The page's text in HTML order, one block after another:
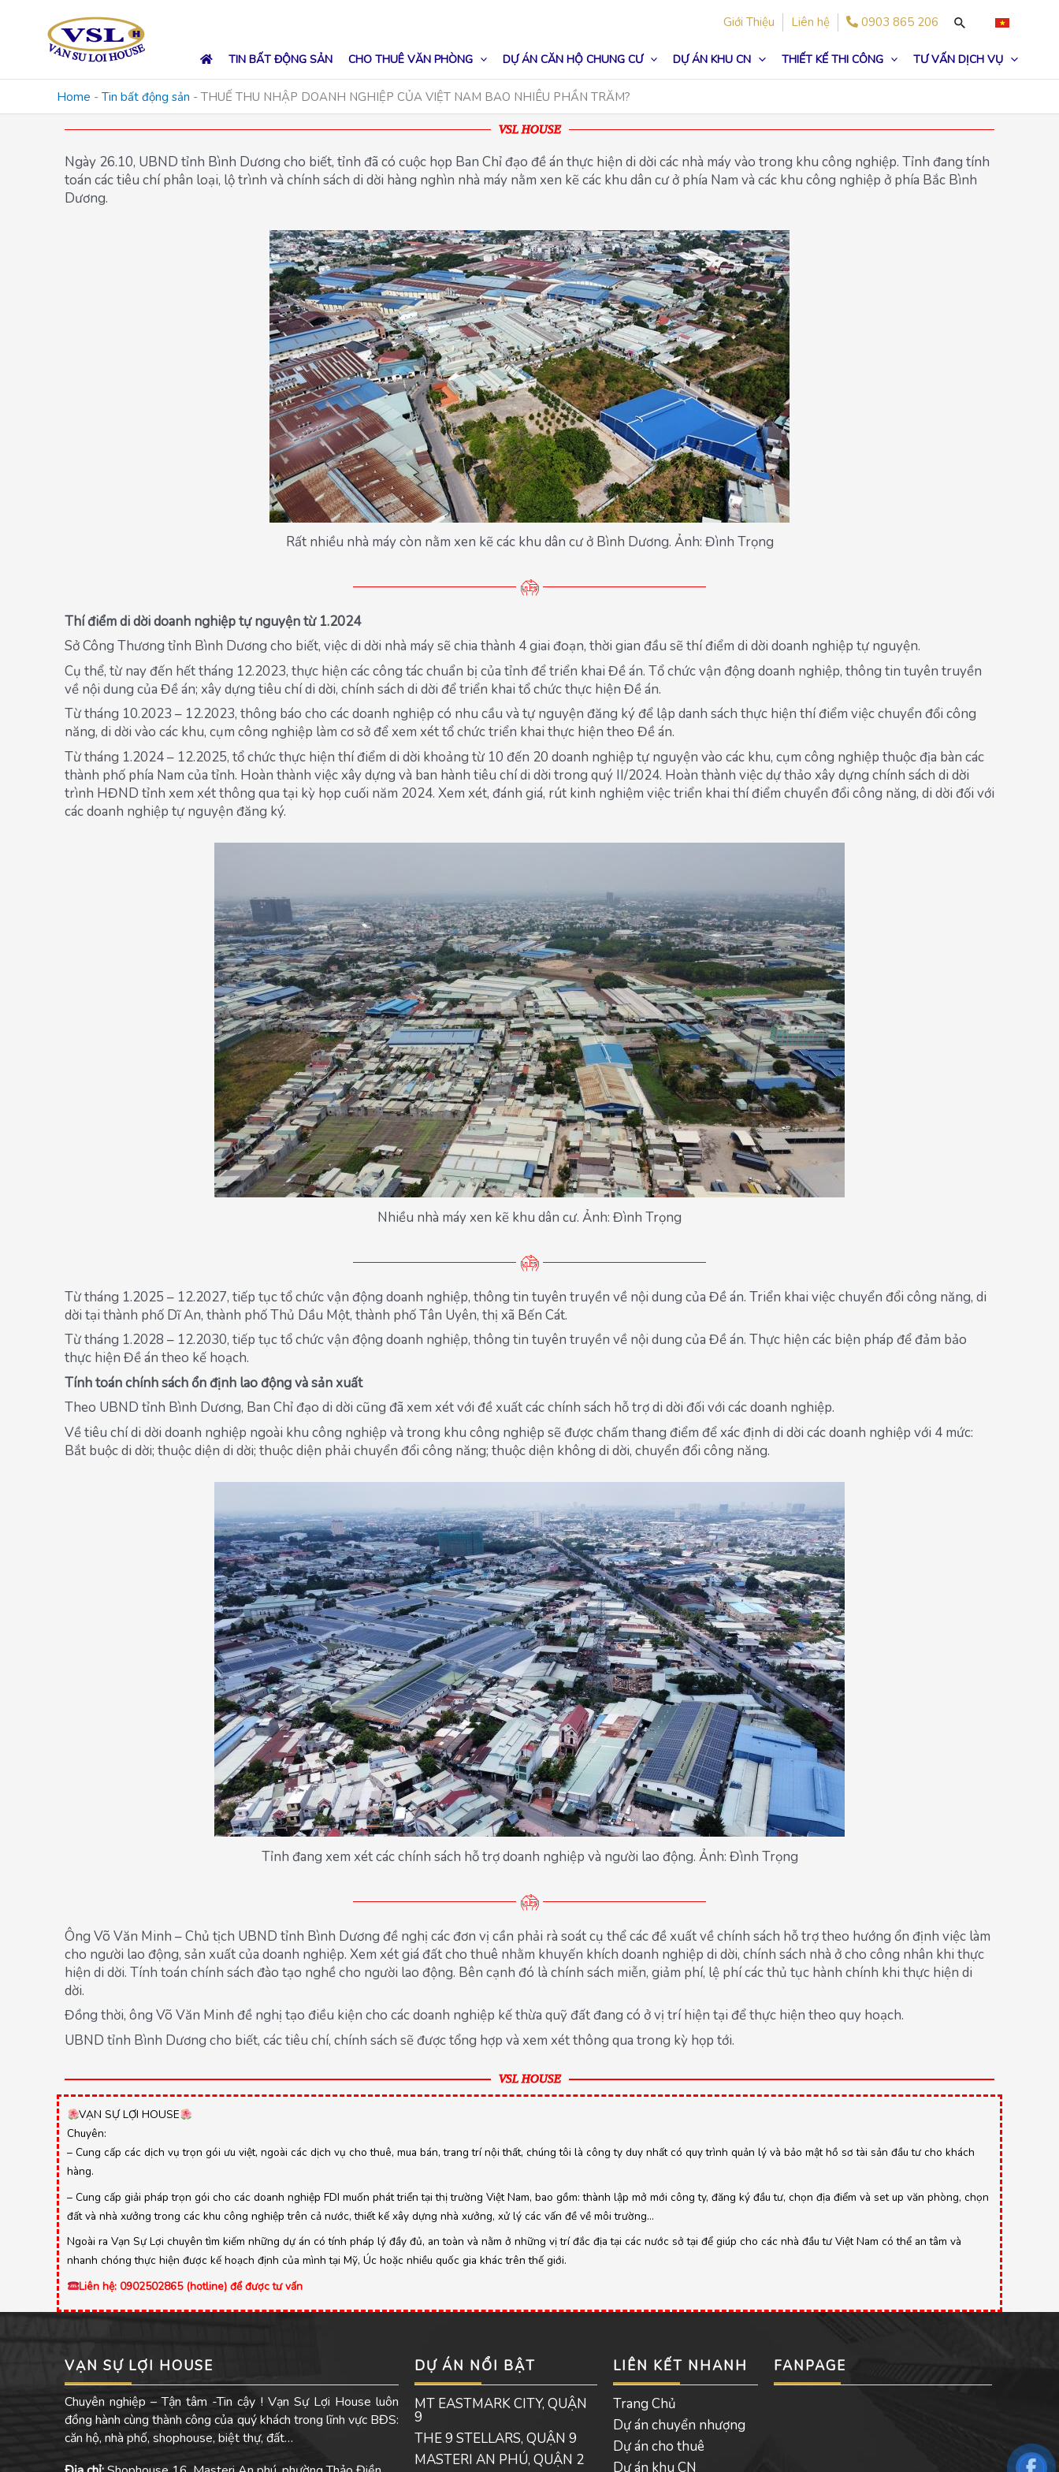
Giới Thiệu Liên hệ 0903 865 206
TIN BẤT ĐỘNG SẢN CHO THUÊ VĂN PHÒNG DỰ ÁN CĂN HỘ CHUNG CƯ DỰ ÁN KHU CN THIẾT KẾ THI CÔNG TƯ VẤN DỊCH VỤ
Home - Tin bất động sản - THUẾ THU NHẬP DOANH NGHIỆP CỦA VIỆT NAM BAO NHIÊU PHẦN TRĂM?
VSL HOUSE
Ngày 26.10, UBND tỉnh Bình Dương cho biết, tỉnh đã có cuộc họp Ban Chỉ đạo đề án thực hiện di dời các nhà máy vào trong khu công nghiệp. Tỉnh đang tính
toán các tiêu chí phân loại, lộ trình và chính sách di dời hàng nghìn nhà máy nằm xen kẽ các khu dân cư ở phía Nam và các khu công nghiệp ở phía Bắc Bình
Dương.
Rất nhiều nhà máy còn nằm xen kẽ các khu dân cư ở Bình Dương. Ảnh: Đình Trọng
Thí điểm di dời doanh nghiệp tự nguyện từ 1.2024
Sở Công Thương tỉnh Bình Dương cho biết, việc di dời nhà máy sẽ chia thành 4 giai đoạn, thời gian đầu sẽ thí điểm di dời doanh nghiệp tự nguyện.
Cụ thể, từ nay đến hết tháng 12.2023, thực hiện các công tác chuẩn bị của tỉnh để triển khai Đề án. Tổ chức vận động doanh nghiệp, thông tin tuyên truyền
về nội dung của Đề án; xây dựng tiêu chí di dời, chính sách di dời để triển khai tổ chức thực hiện Đề án.
Từ tháng 10.2023 – 12.2023, thông báo cho các doanh nghiệp có nhu cầu và tự nguyện đăng ký để lập danh sách thực hiện thí điểm việc chuyển đổi công
năng, di dời vào các khu, cụm công nghiệp làm cơ sở để xem xét tổ chức triển khai thực hiện theo Đề án.
Từ tháng 1.2024 – 12.2025, tổ chức thực hiện thí điểm di dời khoảng từ 10 đến 20 doanh nghiệp tự nguyện vào các khu, cụm công nghiệp thuộc địa bàn các
thành phố phía Nam của tỉnh. Hoàn thành việc xây dựng và ban hành tiêu chí di dời trong quý II/2024. Hoàn thành việc dự thảo xây dựng chính sách di dời
trình HĐND tỉnh xem xét thông qua tại kỳ họp cuối năm 2024. Xem xét, đánh giá, rút kinh nghiệm việc triển khai thí điểm chuyển đổi công năng, di dời đối với
các doanh nghiệp tự nguyện đăng ký.
Nhiều nhà máy xen kẽ khu dân cư. Ảnh: Đình Trọng
Từ tháng 1.2025 – 12.2027, tiếp tục tổ chức vận động doanh nghiệp, thông tin tuyên truyền về nội dung của Đề án. Triển khai việc chuyển đổi công năng, di
dời tại thành phố Dĩ An, thành phố Thủ Dầu Một, thành phố Tân Uyên, thị xã Bến Cát.
Từ tháng 1.2028 – 12.2030, tiếp tục tổ chức vận động doanh nghiệp, thông tin tuyên truyền về nội dung của Đề án. Thực hiện các biện pháp để đảm bảo
thực hiện Đề án theo kế hoạch.
Tính toán chính sách ổn định lao động và sản xuất
Theo UBND tỉnh Bình Dương, Ban Chỉ đạo di dời cũng đã xem xét với đề xuất các chính sách hỗ trợ di dời đối với các doanh nghiệp.
Về tiêu chí di dời doanh nghiệp ngoài khu công nghiệp và trong khu công nghiệp sẽ được chấm thang điểm để xác định di dời các doanh nghiệp với 4 mức:
Bắt buộc di dời; thuộc diện di dời; thuộc diện phải chuyển đổi công năng; thuộc diện không di dời, chuyển đổi công năng.
Tỉnh đang xem xét các chính sách hỗ trợ doanh nghiệp và người lao động. Ảnh: Đình Trọng
Ông Võ Văn Minh – Chủ tịch UBND tỉnh Bình Dương đề nghị các đơn vị cần phải rà soát cụ thể các đề xuất về chính sách hỗ trợ theo hướng ổn định việc làm
cho người lao động, sản xuất của doanh nghiệp. Xem xét giá đất cho thuê nhằm khuyến khích doanh nghiệp di dời, chính sách nhà ở cho công nhân khi thực
hiện di dời. Tính toán chính sách đào tạo nghề cho người lao động. Bên cạnh đó là chính sách miễn, giảm phí, lệ phí các thủ tục hành chính khi thực hiện di
dời.
Đồng thời, ông Võ Văn Minh đề nghị tạo điều kiện cho các doanh nghiệp kế thừa quỹ đất đang có ở vị trí hiện tại để thực hiện theo quy hoạch.
UBND tỉnh Bình Dương cho biết, các tiêu chí, chính sách sẽ được tổng hợp và xem xét thông qua trong kỳ họp tới.
VSL HOUSE
VẠN SỰ LỢI HOUSE
Chuyên:
– Cung cấp các dịch vụ trọn gói ưu việt, ngoài các dịch vụ cho thuê, mua bán, trang trí nội thất, chúng tôi là công ty duy nhất có quy trình quản lý và bảo mật hồ sơ tài sản đầu tư cho khách
hàng.
– Cung cấp giải pháp trọn gói cho các doanh nghiệp FDI muốn phát triển tại thị trường Việt Nam, bao gồm: thành lập mở mới công ty, đăng ký đầu tư, chọn địa điểm và set up văn phòng, chọn
đất và nhà xưởng trong các khu công nghiệp trên cả nước, thiết kế xây dựng nhà xưởng, xử lý các vấn đề về môi trường…
Ngoài ra Vạn Sự Lợi chuyên tìm kiếm những dự án có tính pháp lý đầy đủ, an toàn và nằm ở những vị trí đắc địa tại các nước sở tại để giúp cho các nhà đầu tư Việt Nam có thể an tâm và
nhanh chóng thực hiện được kế hoạch định của mình tại Mỹ, Úc hoặc nhiều quốc gia khác trên thế giới.
Liên hệ: 0902502865 (hotline) để được tư vấn
VẠN SỰ LỢI HOUSE
Chuyên nghiệp – Tận tâm -Tin cậy ! Vạn Sự Lợi House luôn
đồng hành cùng thành công của quý khách trong lĩnh vực BĐS:
căn hộ, nhà phố, shophouse, biệt thự, đất…
DỰ ÁN NỔI BẬT
MT EASTMARK CITY, QUẬN
9
THE 9 STELLARS, QUẬN 9
MASTERI AN PHÚ, QUẬN 2
LIÊN KẾT NHANH
Trang Chủ
Dự án chuyển nhượng
Dự án cho thuê
Dự án khu CN
FANPAGE